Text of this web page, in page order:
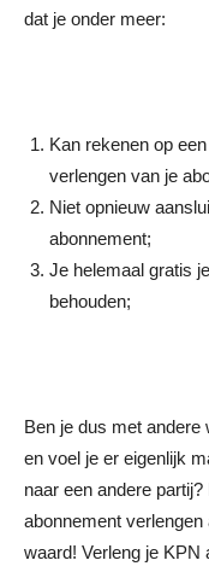
dat je onder meer:
Kan rekenen op
verlengen van je
Niet opnieuw
abonnement;
Je helemaal gratis
behouden;
Ben je dus met andere
en voel je er eigenlijk
naar een andere
abonnement
waard! Verleng je KPN